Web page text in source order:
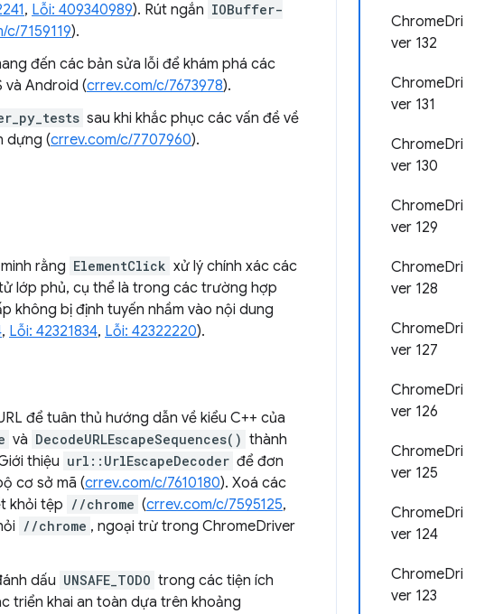
ChromeDri
ver 132
ChromeDri
ver 131
ChromeDri
ver 130
ChromeDri
ver 129
ChromeDri
ver 128
ChromeDri
ver 127
ChromeDri
ver 126
ChromeDri
ver 125
ChromeDri
ver 124
ChromeDri
ver 123
, Lỗi: 409340989). Rút ngắn IOBuffer-
7159119).
đến các bản sửa lỗi để khám phá các
và Android (crrev.com/c/7673978).
sau khi khắc phục các vấn đề về
dựng (crrev.com/c/7707960).
rằng ElementClick xử lý chính xác các
lớp phủ, cụ thể là trong các trường hợp
không bị định tuyến nhầm vào nội dung
, Lỗi: 42321834, Lỗi: 42322220).
để tuân thủ hướng dẫn về kiểu C++ của
và DecodeURLEscapeSequences() thành
thiệu url::UrlEscapeDecoder để đơn
cơ sở mã (crrev.com/c/7610180). Xoá các
khỏi tệp //chrome (crrev.com/c/7595125,
//chrome , ngoại trừ trong ChromeDriver
dấu UNSAFE_TODO trong các tiện ích
triển khai an toàn dựa trên khoảng